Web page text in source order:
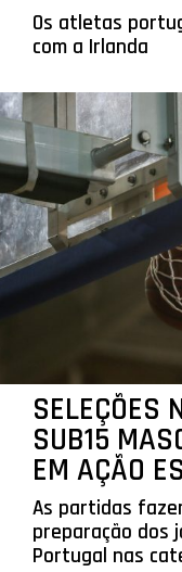
Os atletas
com a Irlanda
SELEÇÕES
SUB15
EM AÇÃO
As partidas
preparação dos
Portugal nas